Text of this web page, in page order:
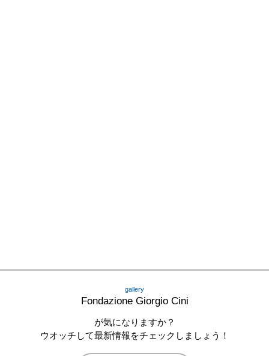
gallery
Fondazione Giorgio Cini
が気になりますか？
ウオッチして最新情報をチェックしましょう！